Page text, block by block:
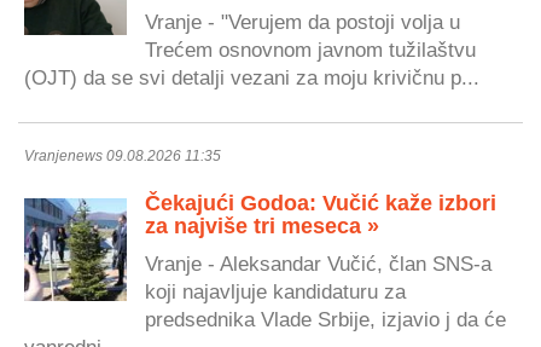
Vranje - "Verujem da postoji volja u
Trećem osnovnom javnom tužilaštvu
(OJT) da se svi detalji vezani za moju krivičnu p...
Vranjenews 09.08.2026 11:35
Čekajući Godoa: Vučić kaže izbori
za najviše tri meseca »
Vranje - Aleksandar Vučić, član SNS-a
koji najavljuje kandidaturu za
predsednika Vlade Srbije, izjavio j da će